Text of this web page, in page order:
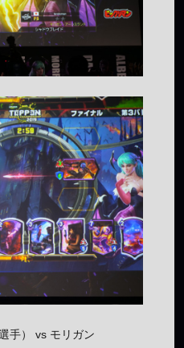
手） vs モリガン